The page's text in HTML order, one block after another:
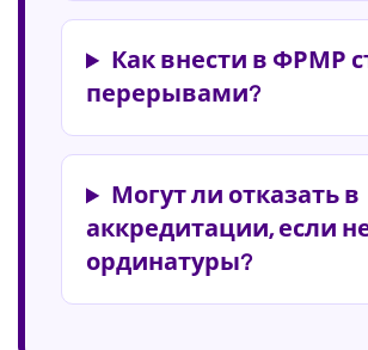
Как внести в ФРМР
перерывами?
Могут ли отказать в
аккредитации, если
ординатуры?